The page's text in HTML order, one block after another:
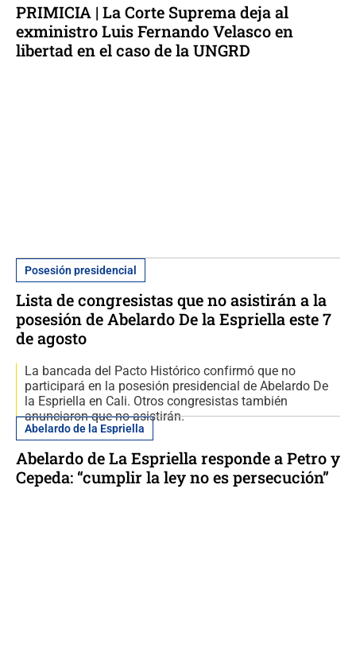
PRIMICIA | La Corte Suprema deja al
exministro Luis Fernando Velasco en
libertad en el caso de la UNGRD
Posesión presidencial
Lista de congresistas que no asistirán a la
posesión de Abelardo De la Espriella este 7
de agosto
La bancada del Pacto Histórico confirmó que no
participará en la posesión presidencial de Abelardo De
la Espriella en Cali. Otros congresistas también
anunciaron que no asistirán.
Abelardo de la Espriella
Abelardo de La Espriella responde a Petro y
Cepeda: “cumplir la ley no es persecución”